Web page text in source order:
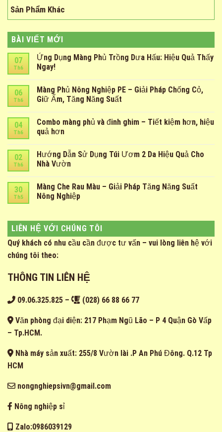
Sản Phẩm Khác
BÀI VIẾT MỚI
07
Th6
Ứng Dụng Màng Phủ Trồng Dưa Hấu: Hiệu Quả Thấy
Ngay!
06
Th6
Màng Phủ Nông Nghiệp PE – Giải Pháp Chống Cỏ,
Giữ Ẩm, Tăng Năng Suất
04
Th6
Combo màng phủ và đinh ghim – Tiết kiệm hơn, hiệu
quả hơn
02
Th6
Hướng Dẫn Sử Dụng Túi Ươm 2 Da Hiệu Quả Cho
Nhà Vườn
30
Th5
Màng Che Rau Màu – Giải Pháp Tăng Năng Suất
Nông Nghiệp
LIÊN HỆ VỚI CHÚNG TÔI
Quý khách có nhu cầu cần được tư vấn – vui lòng liên hệ với
chúng tôi theo:
THÔNG TIN LIÊN HỆ
09.06.325.825 – (028) 66 88 66 77
Văn phòng đại diện: 217 Phạm Ngũ Lão – P 4 Quận Gò Vấp
– Tp.HCM.
Nhà máy sản xuất: 255/8 Vườn lài .P An Phú Đông. Q.12 Tp
HCM
nongnghiepsivn@gmail.com
Nông nghiệp sỉ
Zalo:0986039129